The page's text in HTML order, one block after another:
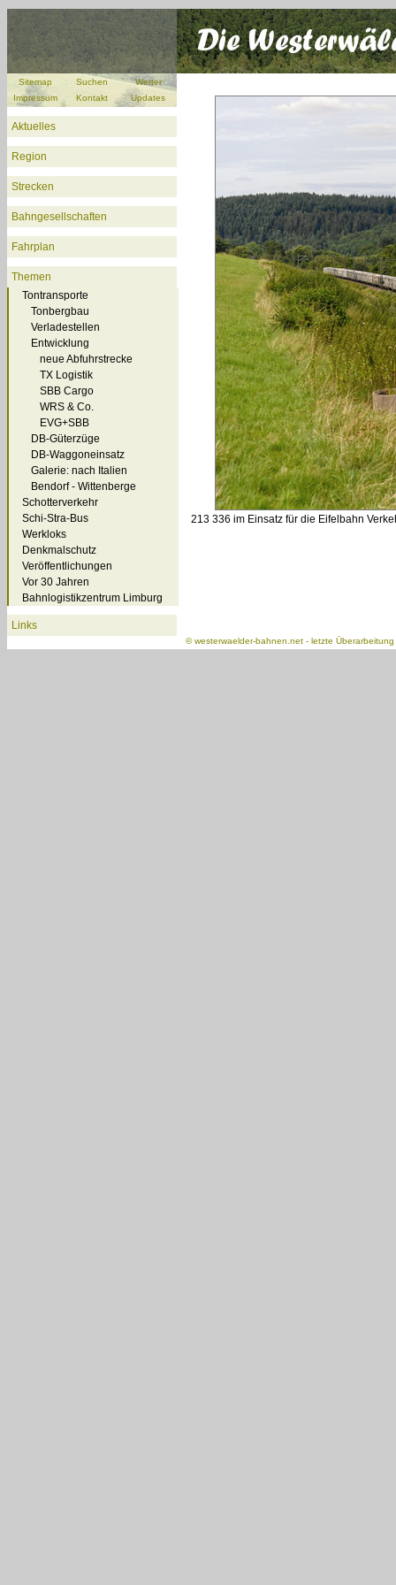
Sitemap Suchen
Wetter
Impressum
Kontakt Updates
Aktuelles
Region
Strecken
Bahngesellschaften
Fahrplan
Themen
Tontransporte
Tonbergbau
Verladestellen
Entwicklung
neue Abfuhrstrecke
TX Logistik
SBB Cargo
WRS & Co.
EVG+SBB
DB-Güterzüge
DB-Waggoneinsatz
Galerie: nach Italien
Bendorf - Wittenberge
Schotterverkehr
Schi-Stra-Bus
Werkloks
Denkmalschutz
Veröffentlichungen
Vor 30 Jahren
Bahnlogistikzentrum Limburg
Links
213 336 im Einsatz für die Eifelbahn
©westerwaelder-bahnen.net - letzte